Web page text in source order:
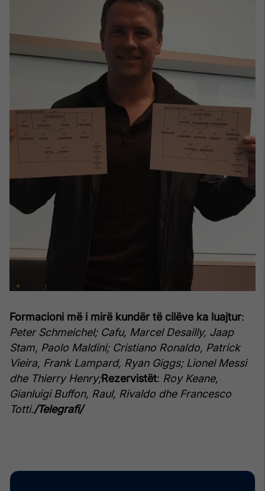
Formacioni më i mirë kundër të cilëve ka luajtur:
Peter Schmeichel; Cafu, Marcel Desailly, Jaap
Stam, Paolo Maldini; Cristiano Ronaldo, Patrick
Vieira, Frank Lampard, Ryan Giggs; Lionel Messi
dhe Thierry Henry;Rezervistët: Roy Keane,
Gianluigi Buffon, Raul, Rivaldo dhe Francesco
Totti./Telegrafi/